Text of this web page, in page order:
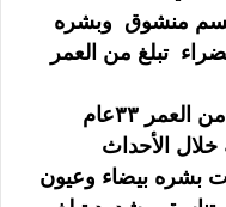
جسم منشوق وبشره
تبلغ من العمر
*هاني اخو هيام الأكبر شاب يبلغ من العمر ٣٣عام
الأحداث
بشره بيضاء وعيون